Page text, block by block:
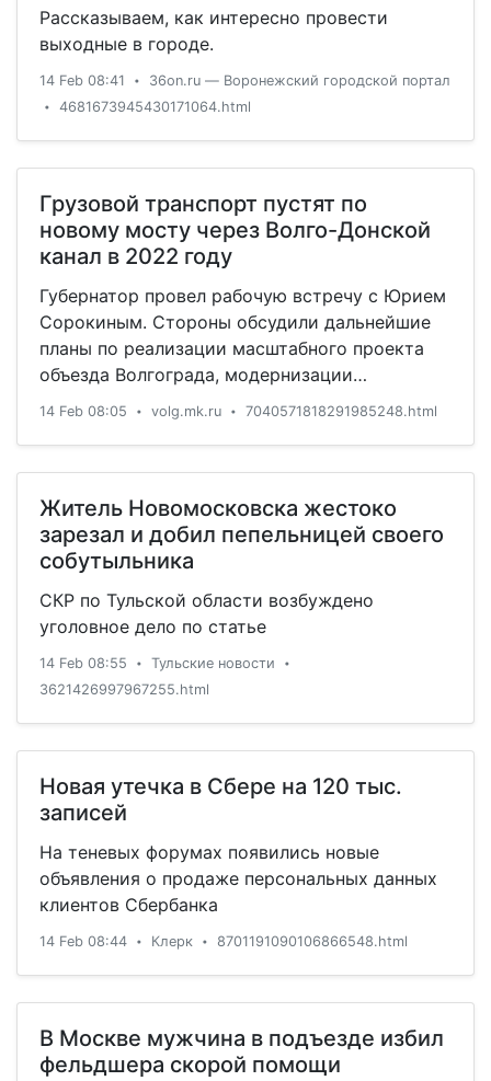
Рассказываем, как интересно провести
выходные в городе.
14 Feb 08:41 • 36on.ru — Воронежский городской портал
• 4681673945430171064.html
Грузовой транспорт пустят по
новому мосту через Волго-Донской
канал в 2022 году
Губернатор провел рабочую встречу с Юрием
Сорокиным. Стороны обсудили дальнейшие
планы по реализации масштабного проекта
объезда Волгограда, модернизации
московской трассы, а также активизации
14 Feb 08:05 • volg.mk.ru • 7040571818291985248.html
Житель Новомосковска жестоко
зарезал и добил пепельницей своего
собутыльника
СКР по Тульской области возбуждено
уголовное дело по статье
14 Feb 08:55 • Тульские новости •
3621426997967255.html
Новая утечка в Сбере на 120 тыс.
записей
На теневых форумах появились новые
объявления о продаже персональных данных
клиентов Сбербанка
14 Feb 08:44 • Клерк • 8701191090106866548.html
В Москве мужчина в подъезде избил
фельдшера скорой помощи